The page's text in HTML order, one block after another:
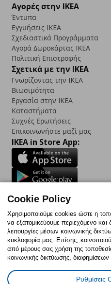
Αγορές στην IKEA
Έντυπα
Εγγυήσεις IKEA
Σχεδιαστικά Προγράμματα
Αγορά Δωρoκάρτας IKEA
Πολιτική Επιστροφής
Σχετικά με την IKEA
Γνωρίζοντας την IKEA
Βιωσιμότητα
Εργασία στην IKEA
Καταστήματα
Συχνές Ερωτήσεις
Επικοινωνήστε μαζί μας
IKEA in Store App:
Follow us:
FacebookInstagram
TikTokYoutube
Πολιτική CookiesΔήλωση
Έντυπο Επιστροφής / Ακύρωσης
Cookie Policy
Χρησιμοποιούμε cookies ώστε η
να εξατομικεύουμε περιεχόμενο
λειτουργίες μέσων κοινωνικής
κυκλοφορία μας. Επίσης,
από μέρους σας χρήση της
κοινωνικής δικτύωσης,
Ρυθμίσεις